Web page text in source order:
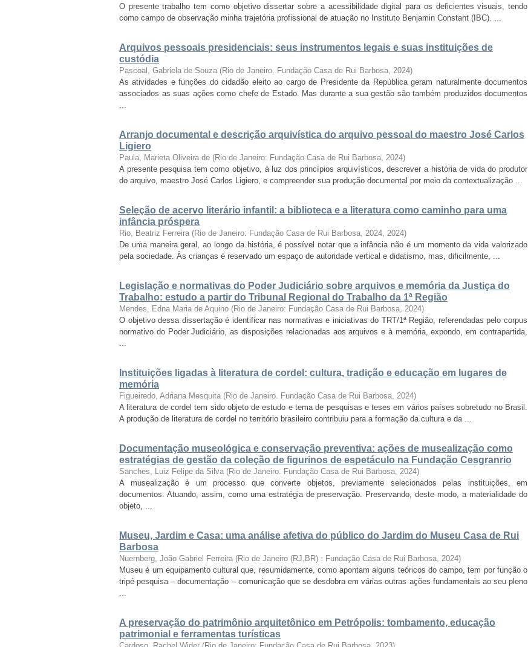
O presente trabalho tem como objetivo dissertar sobre a acessibilidade digital para os deficientes visuais, tendo
como campo de observação minha trajetória profissional de atuação no Instituto Benjamin Constant (IBC). ...
Arquivos pessoais presidenciais: seus instrumentos legais e suas instituições de
custódia
Pascoal, Gabriela de Souza (Rio de Janeiro. Fundação Casa de Rui Barbosa, 2024)
As atividades e funções do cidadão eleito ao cargo de Presidente da República geram naturalmente documentos
associados as suas ações como chefe de Estado. Mas durante a sua gestão são também produzidos documentos
...
Arranjo documental e descrição arquivística do arquivo pessoal do maestro José Carlos
Ligiero
Paula, Marieta Oliveira de (Rio de Janeiro: Fundação Casa de Rui Barbosa, 2024)
A presente pesquisa tem como objetivo, à luz dos princípios arquivísticos, descrever a história de vida do produtor
do arquivo, maestro José Carlos Ligiero, e compreender sua produção documental por meio da contextualização ...
Seleção de acervo literário infantil: a biblioteca e a literatura como caminho para uma
infância próspera
Rio, Beatriz Ferreira (Rio de Janeiro: Fundação Casa de Rui Barbosa, 2024, 2024)
De uma maneira geral, ao longo da história, é possível notar que a infância não é um momento da vida valorizado
pela sociedade. Às crianças é reservado um espaço de autoridade vertical e didatismo, mas, dificilmente, ...
Legislação e normativas do Poder Judiciário sobre arquivos e memória da Justiça do
Trabalho: estudo a partir do Tribunal Regional do Trabalho da 1ª Região
Mendes, Edna Maria de Aquino (Rio de Janeiro: Fundação Casa de Rui Barbosa, 2024)
O objetivo dessa dissertação é identificar nas normativas e iniciativas do TRT/1ª Região, referendadas pelo corpus
normativo do Poder Judiciário, as disposições relacionadas aos arquivos e à memória, expondo, em contrapartida,
...
Instituições ligadas à literatura de cordel: cultura, tradição e educação em lugares de
memória
Figueiredo, Adriana Mesquita (Rio de Janeiro. Fundação Casa de Rui Barbosa, 2024)
A literatura de cordel tem sido objeto de estudo e tema de pesquisas e teses em vários países sobretudo no Brasil.
A produção de literatura de cordel no território brasileiro contribuiu para a formação da cultura e da ...
Documentação museológica e conservação preventiva: ações de musealização como
estratégias de gestão da coleção de figurinos de espetáculo na Fundação Cesgranrio
Sanches, Luiz Felipe da Silva (Rio de Janeiro. Fundação Casa de Rui Barbosa, 2024)
A musealização é um processo que converte objetos, previamente selecionados pelas instituições, em
documentos. Atuando, assim, como uma estratégia de preservação. Preservando, deste modo, a materialidade do
objeto, ...
Museu, Jardim e Casa: uma análise afetiva do público do Jardim do Museu Casa de Rui
Barbosa
Nuernberg, João Gabriel Ferreira (Rio de Janeiro (RJ,BR) : Fundação Casa de Rui Barbosa, 2024)
Museu é um equipamento cultural que, resumidamente, como apontam alguns teóricos do campo, tem por função o
tripé pesquisa – documentação – comunicação que se desdobra em várias outras ações fundamentais ao seu pleno
...
A preservação do patrimônio arquitetônico em Petrópolis: tombamento, educação
patrimonial e ferramentas turísticas